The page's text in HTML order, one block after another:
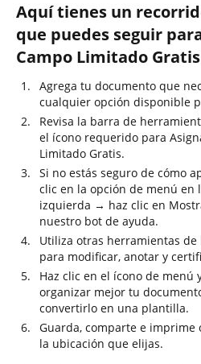
Aquí tienes un
que puedes seguir
Campo Limitado
Agrega tu documento que
cualquier opción disponible
Revisa la barra de
el ícono requerido para
Limitado Gratis.
Si no estás seguro de cómo
clic en la opción de menú en
izquierda → haz clic en
nuestro bot de ayuda.
Utiliza otras herramientas
para modificar, anotar y
Haz clic en el ícono de menú
organizar mejor tu
convertirlo en una plantilla.
Guarda, comparte e imprime
la ubicación que elijas.